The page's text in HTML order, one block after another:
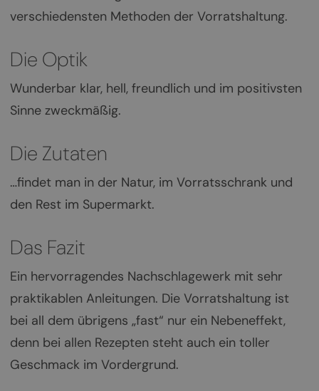
verschiedensten Methoden der Vorratshaltung.
Die Optik
Wunderbar klar, hell, freundlich und im positivsten
Sinne zweckmäßig.
Die Zutaten
…findet man in der Natur, im Vorratsschrank und
den Rest im Supermarkt.
Das Fazit
Ein hervorragendes Nachschlagewerk mit sehr
praktikablen Anleitungen. Die Vorratshaltung ist
bei all dem übrigens „fast“ nur ein Nebeneffekt,
denn bei allen Rezepten steht auch ein toller
Geschmack im Vordergrund.